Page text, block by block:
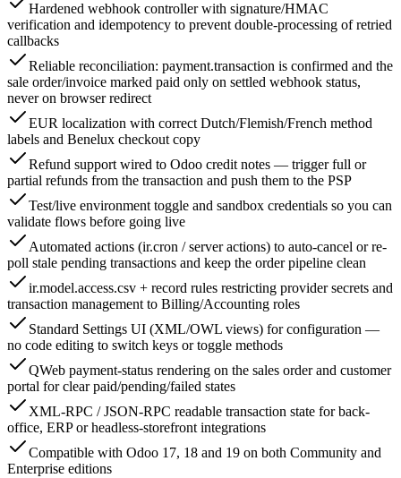
Hardened webhook controller with signature/HMAC
verification and idempotency to prevent double-processing of retried
callbacks
Reliable reconciliation: payment.transaction is confirmed and the
sale order/invoice marked paid only on settled webhook status,
never on browser redirect
EUR localization with correct Dutch/Flemish/French method
labels and Benelux checkout copy
Refund support wired to Odoo credit notes — trigger full or
partial refunds from the transaction and push them to the PSP
Test/live environment toggle and sandbox credentials so you can
validate flows before going live
Automated actions (ir.cron / server actions) to auto-cancel or re-
poll stale pending transactions and keep the order pipeline clean
ir.model.access.csv + record rules restricting provider secrets and
transaction management to Billing/Accounting roles
Standard Settings UI (XML/OWL views) for configuration —
no code editing to switch keys or toggle methods
QWeb payment-status rendering on the sales order and customer
portal for clear paid/pending/failed states
XML-RPC / JSON-RPC readable transaction state for back-
office, ERP or headless-storefront integrations
Compatible with Odoo 17, 18 and 19 on both Community and
Enterprise editions